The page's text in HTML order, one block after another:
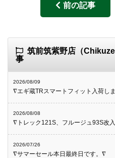
前の記事
筑前筑紫野店（
事
2026/08/09
∇エギ蔵TRスマートフィット入荷し
2026/08/08
∇トレック121S、フルージュ93S改
2026/07/26
∇サマーセール本日最終日です。∇